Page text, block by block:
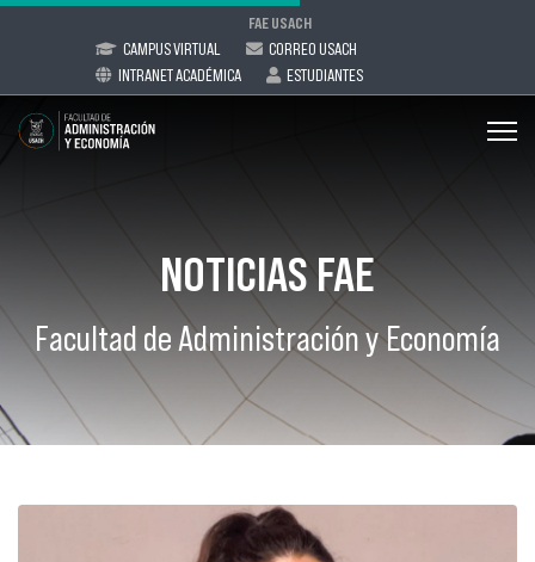
FAE USACH
CAMPUS VIRTUAL
CORREO USACH
INTRANET ACADÉMICA
ESTUDIANTES
NOTICIAS FAE
Facultad de Administración y Economía